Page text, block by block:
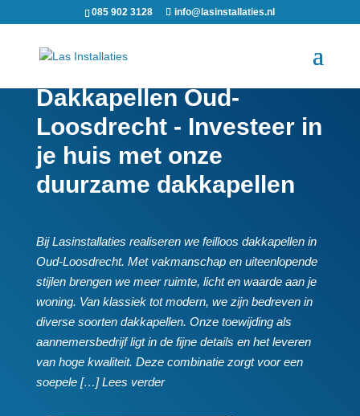
085 902 3128 info@lasinstallaties.nl
Dakkapellen Oud-
Loosdrecht - Investeer in
je huis met onze
duurzame dakkapellen
Bij Lasinstallaties realiseren we feilloos dakkapellen in
Oud-Loosdrecht.​ Met vakmanschap en uiteenlopende
stijlen brengen we meer ruimte, licht en waarde aan je
woning.​ Van klassiek tot modern, we zijn bedreven in
diverse soorten dakkapellen.​ Onze toewijding als
aannemersbedrijf ligt in de fijne details en het leveren
van hoge kwaliteit.​ Deze combinatie zorgt voor een
soepele […] Lees verder